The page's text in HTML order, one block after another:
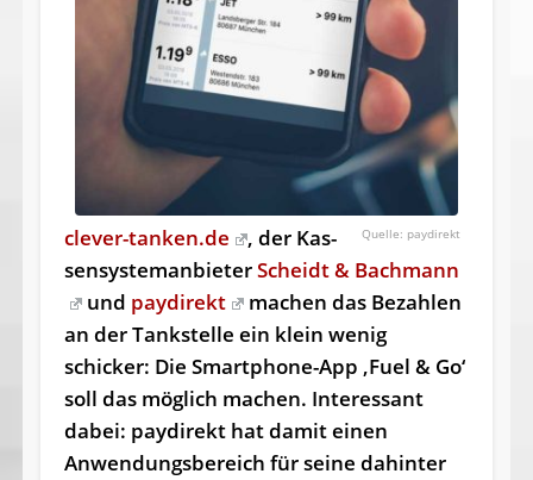
paydirekt
clever-tanken.de
, der Kas­
sen­sys­tem­an­bie­terScheidt & Bachmann
und paydirekt
machen das Bezahlen
an der Tankstelle ein klein wenig
schicker: Die Smartphone-App ‚Fuel & Go‘
soll das möglich machen. Interessant
dabei: paydirekt hat damit einen
Anwendungsbereich für seine dahinter